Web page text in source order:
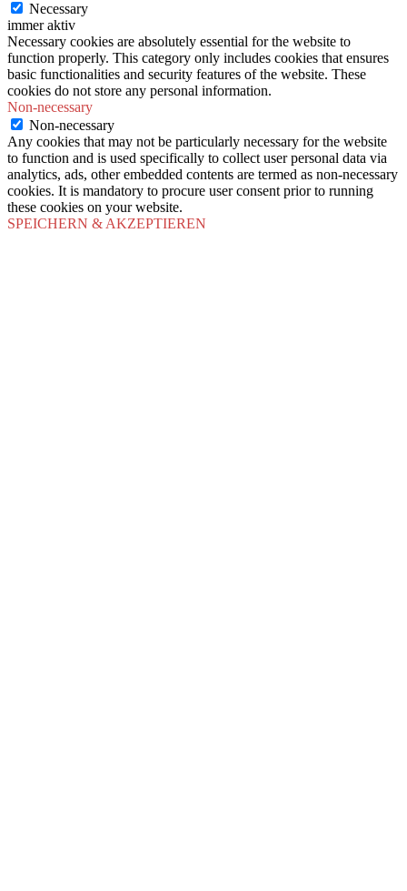
Necessary
immer aktiv
Necessary cookies are absolutely essential for the website to
function properly. This category only includes cookies that ensures
basic functionalities and security features of the website. These
cookies do not store any personal information.
Non-necessary
Non-necessary
Any cookies that may not be particularly necessary for the website
to function and is used specifically to collect user personal data via
analytics, ads, other embedded contents are termed as non-necessary
cookies. It is mandatory to procure user consent prior to running
these cookies on your website.
SPEICHERN & AKZEPTIEREN